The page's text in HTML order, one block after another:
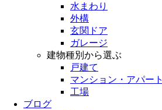
水まわり
外構
玄関ドア
ガレージ
建物種別から選ぶ
戸建て
マンション・アパート
工場
ブログ